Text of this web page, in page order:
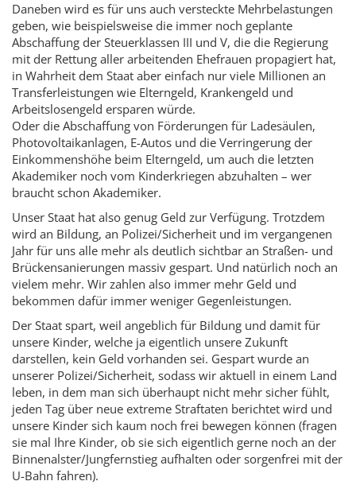
Daneben wird es für uns auch versteckte Mehrbelastungen
geben, wie beispielsweise die immer noch geplante
Abschaffung der Steuerklassen III und V, die die Regierung
mit der Rettung aller arbeitenden Ehefrauen propagiert hat,
in Wahrheit dem Staat aber einfach nur viele Millionen an
Transferleistungen wie Elterngeld, Krankengeld und
Arbeitslosengeld ersparen würde.
Oder die Abschaffung von Förderungen für Ladesäulen,
Photovoltaikanlagen, E-Autos und die Verringerung der
Einkommenshöhe beim Elterngeld, um auch die letzten
Akademiker noch vom Kinderkriegen abzuhalten – wer
braucht schon Akademiker.
Unser Staat hat also genug Geld zur Verfügung. Trotzdem
wird an Bildung, an Polizei/Sicherheit und im vergangenen
Jahr für uns alle mehr als deutlich sichtbar an Straßen- und
Brückensanierungen massiv gespart. Und natürlich noch an
vielem mehr. Wir zahlen also immer mehr Geld und
bekommen dafür immer weniger Gegenleistungen.
Der Staat spart, weil angeblich für Bildung und damit für
unsere Kinder, welche ja eigentlich unsere Zukunft
darstellen, kein Geld vorhanden sei. Gespart wurde an
unserer Polizei/Sicherheit, sodass wir aktuell in einem Land
leben, in dem man sich überhaupt nicht mehr sicher fühlt,
jeden Tag über neue extreme Straftaten berichtet wird und
unsere Kinder sich kaum noch frei bewegen können (fragen
sie mal Ihre Kinder, ob sie sich eigentlich gerne noch an der
Binnenalster/Jungfernstieg aufhalten oder sorgenfrei mit der
U-Bahn fahren).